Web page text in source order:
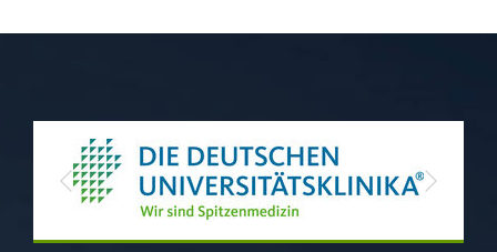
Previous Next